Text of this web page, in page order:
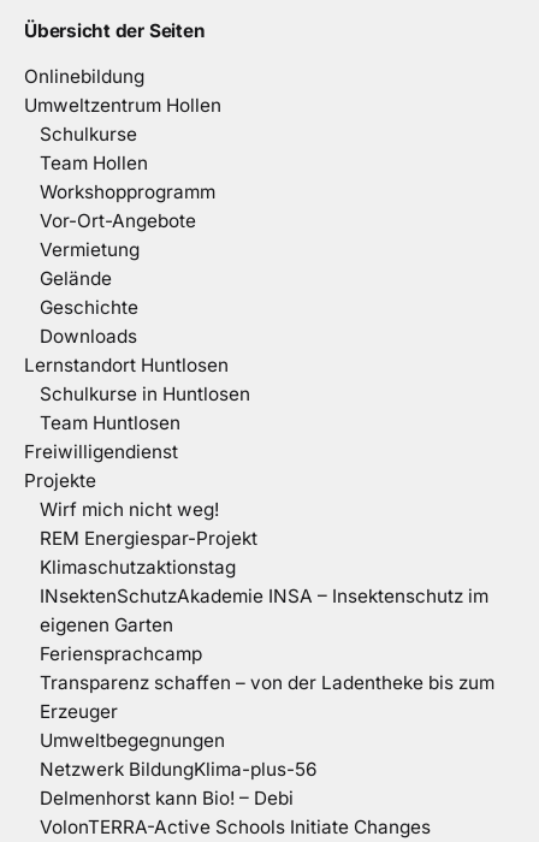
Übersicht der Seiten
Onlinebildung
Umweltzentrum Hollen
Schulkurse
Team Hollen
Workshopprogramm
Vor-Ort-Angebote
Vermietung
Gelände
Geschichte
Downloads
Lernstandort Huntlosen
Schulkurse in Huntlosen
Team Huntlosen
Freiwilligendienst
Projekte
Wirf mich nicht weg!
REM Energiespar-Projekt
Klimaschutzaktionstag
INsektenSchutzAkademie INSA – Insektenschutz im
eigenen Garten
Feriensprachcamp
Transparenz schaffen – von der Ladentheke bis zum
Erzeuger
Umweltbegegnungen
Netzwerk BildungKlima-plus-56
Delmenhorst kann Bio! – Debi
VolonTERRA-Active Schools Initiate Changes